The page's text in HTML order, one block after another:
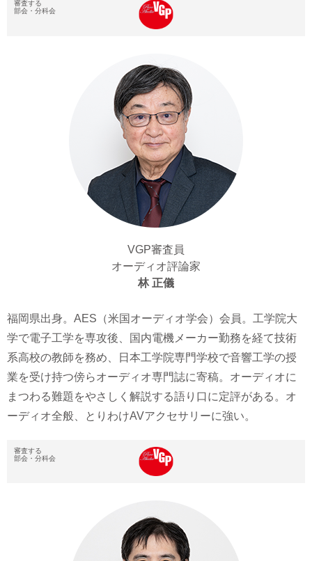
VGP審査員
オーディオ評論家
林 正儀
福岡県出身。AES（米国オーディオ学会）会員。工学院大
学で電子工学を専攻後、国内電機メーカー勤務を経て技術
系高校の教師を務め、日本工学院専門学校で音響工学の授
業を受け持つ傍らオーディオ専門誌に寄稿。オーディオに
まつわる難題をやさしく解説する語り口に定評がある。オ
ーディオ全般、とりわけAVアクセサリーに強い。